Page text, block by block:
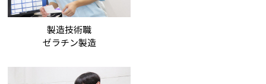
製造技術職
ゼラチン製造